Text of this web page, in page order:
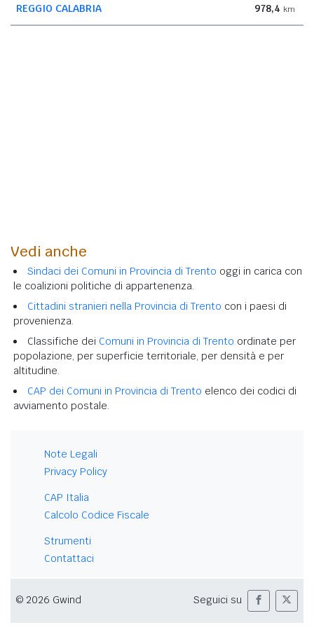
REGGIO CALABRIA 978,4 km
Vedi anche
Sindaci dei Comuni in Provincia di Trento oggi in carica con
le coalizioni politiche di appartenenza.
Cittadini stranieri nella Provincia di Trento con i paesi di
provenienza.
Classifiche dei Comuni in Provincia di Trento ordinate per
popolazione, per superficie territoriale, per densità e per
altitudine.
CAP dei Comuni in Provincia di Trento elenco dei codici di
avviamento postale.
Note Legali
Privacy Policy
CAP Italia
Calcolo Codice Fiscale
Strumenti
Contattaci
© 2026 Gwind Seguici su